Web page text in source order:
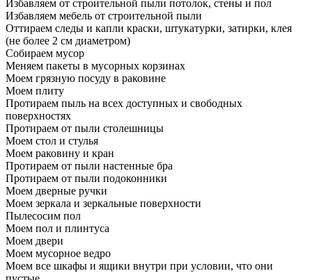
Избавляем от строительной пыли потолок, стены и пол
Избавляем мебель от строительной пыли
Оттираем следы и капли краски, штукатурки, затирки, клея
(не более 2 см диаметром)
Собираем мусор
Меняем пакеты в мусорных корзинах
Моем грязную посуду в раковине
Моем плиту
Протираем пыль на всех доступных и свободных
поверхностях
Протираем от пыли столешницы
Моем стол и стулья
Моем раковину и кран
Протираем от пыли настенные бра
Протираем от пыли подоконники
Моем дверные ручки
Моем зеркала и зеркальные поверхности
Пылесосим пол
Моем пол и плинтуса
Моем двери
Моем мусорное ведро
Моем все шкафы и ящики внутри при условии, что они